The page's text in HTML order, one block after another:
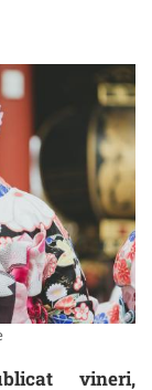
vineri,